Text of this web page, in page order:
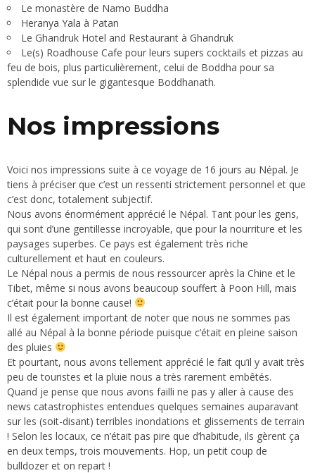
Le monastère de Namo Buddha
Heranya Yala à Patan
Le Ghandruk Hotel and Restaurant à Ghandruk
Le(s) Roadhouse Cafe pour leurs supers cocktails et pizzas au
feu de bois, plus particulièrement, celui de Boddha pour sa
splendide vue sur le gigantesque Boddhanath.
Nos impressions
Voici nos impressions suite à ce voyage de 16 jours au Népal. Je
tiens à préciser que c’est un ressenti strictement personnel et que
c’est donc, totalement subjectif.
Nous avons énormément apprécié le Népal. Tant pour les gens,
qui sont d’une gentillesse incroyable, que pour la nourriture et les
paysages superbes. Ce pays est également très riche
culturellement et haut en couleurs.
Le Népal nous a permis de nous ressourcer après la Chine et le
Tibet, même si nous avons beaucoup souffert à Poon Hill, mais
c’était pour la bonne cause!
Il est également important de noter que nous ne sommes pas
allé au Népal à la bonne période puisque c’était en pleine saison
des pluies
Et pourtant, nous avons tellement apprécié le fait qu’il y avait très
peu de touristes et la pluie nous a très rarement embêtés.
Quand je pense que nous avons failli ne pas y aller à cause des
news catastrophistes entendues quelques semaines auparavant
sur les (soit-disant) terribles inondations et glissements de terrain
! Selon les locaux, ce n’était pas pire que d’habitude, ils gèrent ça
en deux temps, trois mouvements. Hop, un petit coup de
bulldozer et on repart !